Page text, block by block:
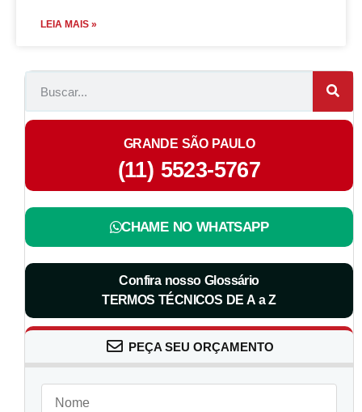
LEIA MAIS »
GRANDE SÃO PAULO
(11) 5523-5767
CHAME NO WHATSAPP
Confira nosso Glossário
TERMOS TÉCNICOS DE A a Z
PEÇA SEU ORÇAMENTO